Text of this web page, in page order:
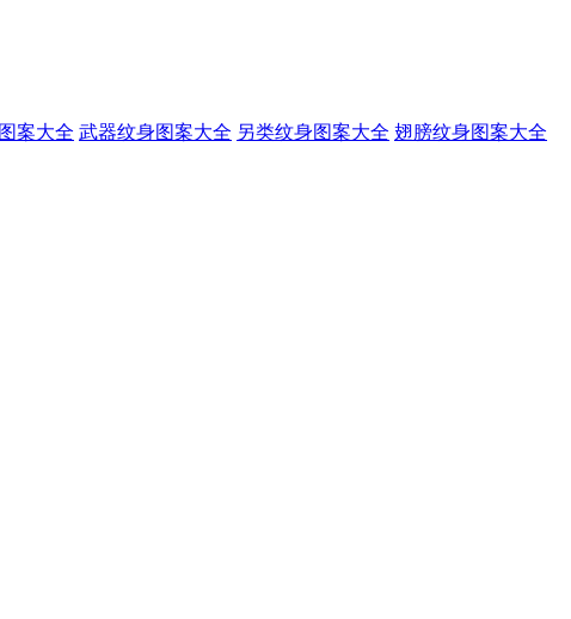
案大全 武器纹身图案大全 另类纹身图案大全 翅膀纹身图案大全